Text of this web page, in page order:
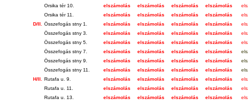
Orsika tér 10.
elszámolás elszámolás elszámolás elszámolás
Orsika tér 11.
elszámolás elszámolás elszámolás elszámolás
D/II. Összefogás stny 1. elszámolás elszámolás elszámolás elszámolás
Összefogás stny 3.
elszámolás elszámolás elszámolás elszámolás
Összefogás stny 5.
elszámolás elszámolás elszámolás elszámolás
Összefogás stny 7.
elszámolás elszámolás elszámolás elszámolás
Összefogás stny 9.
elszámolás elszámolás elszámolás elszámolás
Összefogás stny 11.
elszámolás elszámolás elszámolás elszámolás
H/II. Rutafa u. 9. elszámolás elszámolás elszámolás elszámolás
Rutafa u. 11.
elszámolás elszámolás elszámolás elszámolás
Rutafa u. 13.
elszámolás elszámolás elszámolás elszámolás